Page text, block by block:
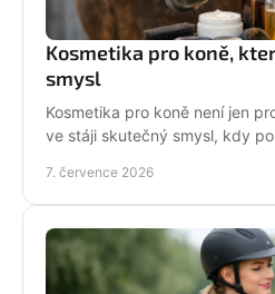
Kosmetika pro koně,
smysl
Kosmetika pro koně není jen
ve stáji skutečný smysl, kdy
7. července 2026